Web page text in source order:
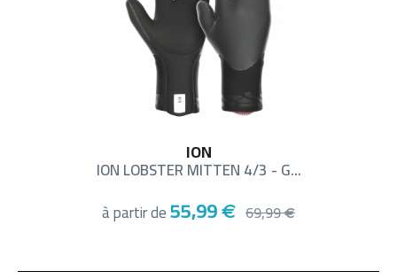
ION
ION LOBSTER MITTEN 4/3 - G...
à partir de55,99 € 69,99€